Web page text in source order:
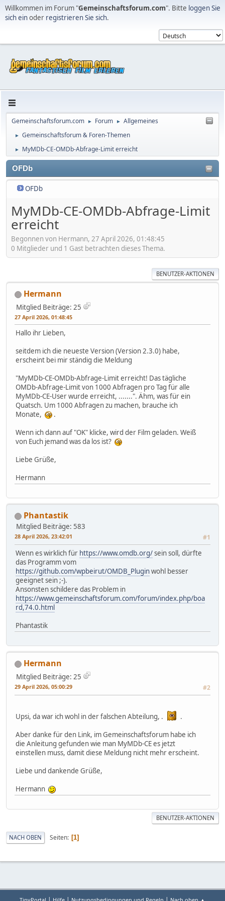
Willkommen im Forum "Gemeinschaftsforum.com". Bitte loggen Sie
sich einoder registrieren Sie sich.
Gemeinschaftsforum.com ► Forum ► Allgemeines
► Gemeinschaftsforum & Foren-Themen
► MyMDb-CE-OMDb-Abfrage-Limit erreicht
OFDb
OFDb
MyMDb-CE-OMDb-Abfrage-Limit
erreicht
Begonnen von Hermann, 27 April 2026, 01:48:45
0 Mitglieder und 1 Gast betrachten dieses Thema.
BENUTZER-AKTIONEN
Hermann
Mitglied Beiträge: 25
27 April 2026, 01:48:45
Hallo ihr Lieben,
seitdem ich die neueste Version (Version 2.3.0) habe,
erscheint bei mir ständig die Meldung
"MyMDb-CE-OMDb-Abfrage-Limit erreicht! Das tägliche
OMDb-Abfrage-Limit von 1000 Abfragen pro Tag für alle
MyMDb-CE-User wurde erreicht, .......". Ähm, was für ein
Quatsch. Um 1000 Abfragen zu machen, brauche ich
Monate,
.
Wenn ich dann auf "OK" klicke, wird der Film geladen. Weiß
von Euch jemand was da los ist?
Liebe Grüße,
Hermann
Phantastik
Mitglied Beiträge: 583
28 April 2026, 23:42:01 #1
Wenn es wirklich für https://www.omdb.org/sein soll, dürfte
das Programm vom
https://github.com/wpbeirut/OMDB_Pluginwohl besser
geeignet sein ;-).
Ansonsten schildere das Problem in
https://www.gemeinschaftsforum.com/forum/index.php/boa
rd,74.0.html
Phantastik
Hermann
Mitglied Beiträge: 25
29 April 2026, 05:00:29 #2
Upsi, da war ich wohl in der falschen Abteilung, .
.
Aber danke für den Link, im Gemeinschaftsforum habe ich
die Anleitung gefunden wie man MyMDb-CE es jetzt
einstellen muss, damit diese Meldung nicht mehr erscheint.
Liebe und dankende Grüße,
Hermann
BENUTZER-AKTIONEN
NACH OBEN Seiten 1